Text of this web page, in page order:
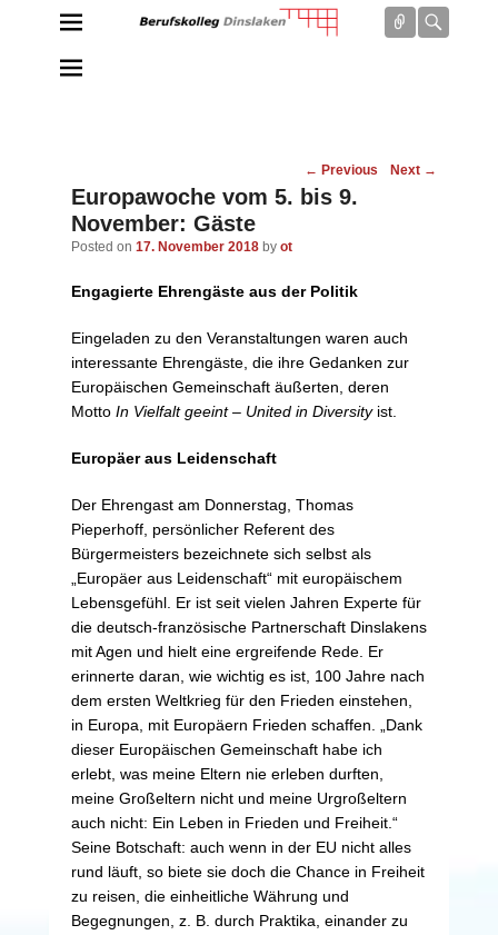
Connect
Post
navigation
← Previous Next →
Europawoche vom 5. bis 9.
November: Gäste
Posted on 17. November 2018 by ot
Engagierte Ehrengäste aus der Politik
Eingeladen zu den Veranstaltungen waren auch
interessante Ehrengäste, die ihre Gedanken zur
Europäischen Gemeinschaft äußerten, deren
Motto In Vielfalt geeint – United in Diversityist.
Europäer aus Leidenschaft
Der Ehrengast am Donnerstag, Thomas
Pieperhoff, persönlicher Referent des
Bürgermeisters bezeichnete sich selbst als
„Europäer aus Leidenschaft“ mit europäischem
Lebensgefühl. Er ist seit vielen Jahren Experte für
die deutsch-französische Partnerschaft Dinslakens
mit Agen und hielt eine ergreifende Rede. Er
erinnerte daran, wie wichtig es ist, 100 Jahre nach
dem ersten Weltkrieg für den Frieden einstehen,
in Europa, mit Europäern Frieden schaffen. „Dank
dieser Europäischen Gemeinschaft habe ich
erlebt, was meine Eltern nie erleben durften,
meine Großeltern nicht und meine Urgroßeltern
auch nicht: Ein Leben in Frieden und Freiheit.“
Seine Botschaft: auch wenn in der EU nicht alles
rund läuft, so biete sie doch die Chance in Freiheit
zu reisen, die einheitliche Währung und
Begegnungen, z. B. durch Praktika, einander zu